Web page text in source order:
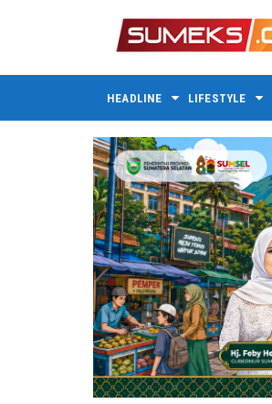
HEADLINE LIFESTYLE